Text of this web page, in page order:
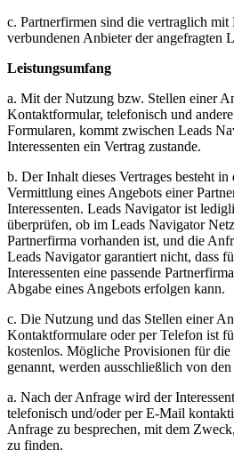
c. Partnerfirmen sind die vertraglich mit
verbundenen Anbieter der angefragten
Leistungsumfang
a. Mit der Nutzung bzw. Stellen einer
Kontaktformular, telefonisch und
Formularen, kommt zwischen Leads
Interessenten ein Vertrag zustande.
b. Der Inhalt dieses Vertrages besteht
Vermittlung eines Angebots einer
Interessenten. Leads Navigator ist
überprüfen, ob im Leads Navigator
Partnerfirma vorhanden ist, und die
Leads Navigator garantiert nicht, dass
Interessenten eine passende
Abgabe eines Angebots erfolgen kann.
c. Die Nutzung und das Stellen einer
Kontaktformulare oder per Telefon ist
kostenlos. Mögliche Provisionen für
genannt, werden ausschließlich von
a. Nach der Anfrage wird der
telefonisch und/oder per E-Mail
Anfrage zu besprechen, mit dem
zu finden.